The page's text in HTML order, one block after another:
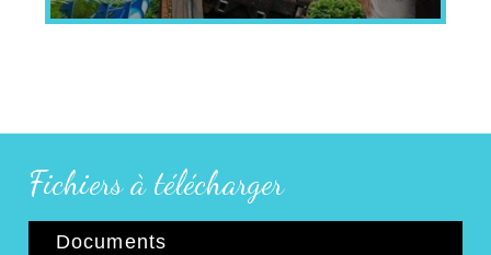
Fichiers à télécharger
Documents